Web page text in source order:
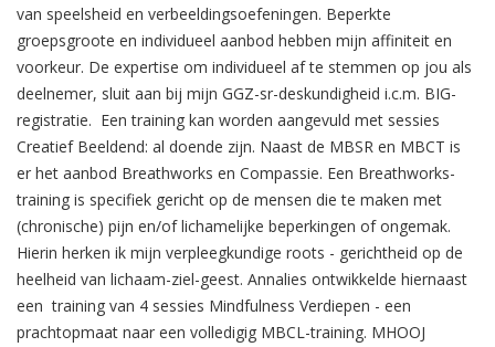
van speelsheid en verbeeldingsoefeningen. Beperkte
groepsgroote en individueel aanbod hebben mijn affiniteit en
voorkeur. De expertise om individueel af te stemmen op jou als
deelnemer, sluit aan bij mijn GGZ-sr-deskundigheid i.c.m. BIG-
registratie. Een training kan worden aangevuld met sessies
Creatief Beeldend: al doende zijn. Naast de MBSR en MBCT is
er het aanbod Breathworks en Compassie. Een Breathworks-
training is specifiek gericht op de mensen die te maken met
(chronische) pijn en/of lichamelijke beperkingen of ongemak.
Hierin herken ik mijn verpleegkundige roots - gerichtheid op de
heelheid van lichaam-ziel-geest. Annalies ontwikkelde hiernaast
een training van 4 sessies Mindfulness Verdiepen - een
prachtopmaat naar een volledigig MBCL-training. MHOOJ